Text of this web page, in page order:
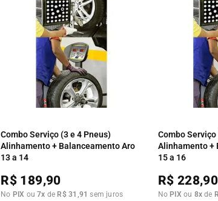
Combo Serviço (3 e 4 Pneus)
Alinhamento + Balanceamento Aro
13 a 14
R$ 189,90
No PIX ou7x de R$ 31 ,91 sem juros
Combo Serviço
Alinhamento +
15 a 16
R$ 228,90
No PIX ou 8x de